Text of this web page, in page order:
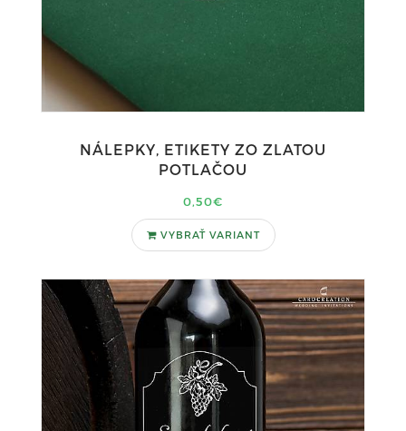
NÁLEPKY, ETIKETY ZO ZLATOU
POTLAČOU
0,50€
VYBRAŤ VARIANT